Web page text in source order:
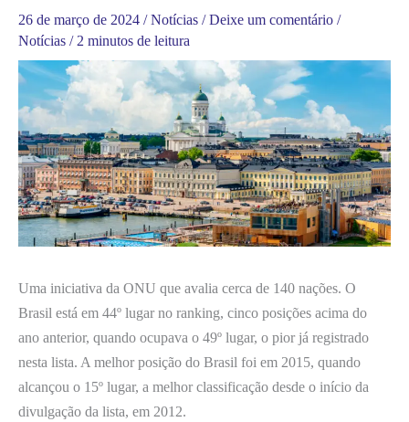
26 de março de 2024 /Notícias /Deixe um comentário /
Notícias / 2 minutos de leitura
Uma iniciativa da ONU que avalia cerca de 140 nações. O
Brasil está em 44º lugar no ranking, cinco posições acima do
ano anterior, quando ocupava o 49º lugar, o pior já registrado
nesta lista. A melhor posição do Brasil foi em 2015, quando
alcançou o 15º lugar, a melhor classificação desde o início da
divulgação da lista, em 2012.